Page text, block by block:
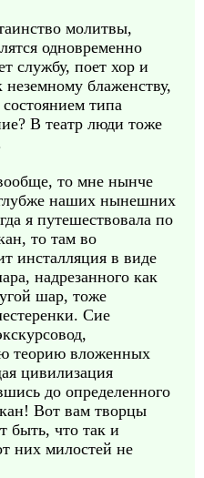
молитвы,
одновременно
службу, поет хор и
блаженству,
типа
В театр люди тоже
то мне нынче
наших нынешних
я путешествовала по
то там во
инсталляция в виде
надрезанного как
шар, тоже
Сие
теорию вложенных
цивилизация
до определенного
Вот вам творцы
быть, что так и
них милостей не